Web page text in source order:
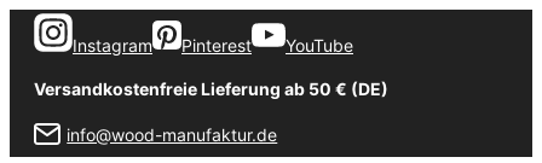
Zum
Inhalt
springen
Instagram Pinterest YouTube
Versandkostenfreie Lieferung ab 50 € (DE)
info@wood-manufaktur.de